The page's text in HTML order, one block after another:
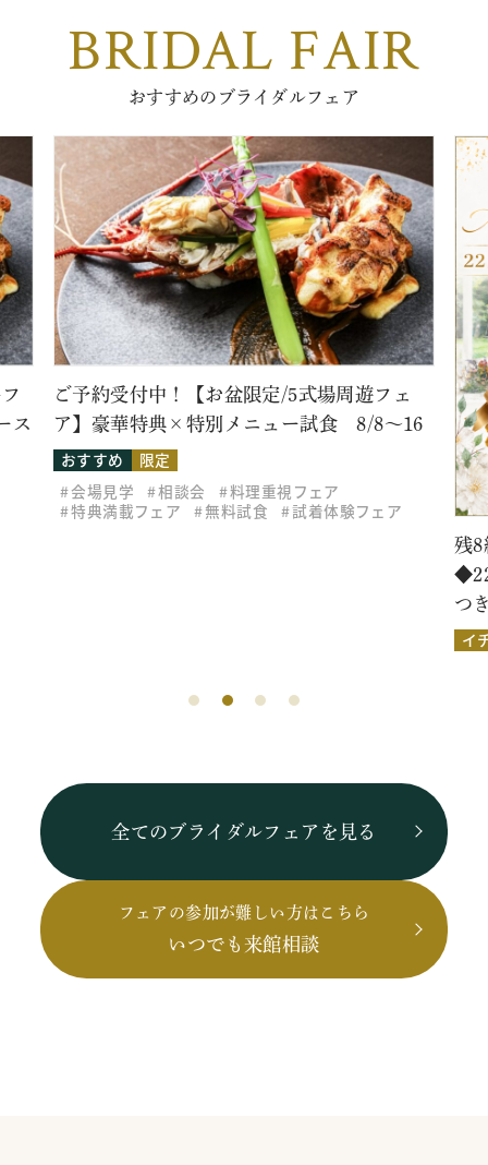
BRIDAL FAIR
おすすめのブライダルフェア
ス
ご予約受付中！【お盆限定/5式場周遊フェ
ア】豪華特典×特別メニュー試食 8/8～16
おすすめ
限定
会場見学
相談会
料理重視フェア
特典満載フェア
無料試食 試着体験フェア
残8
つ
イ
全てのブライダルフェアを見る
フェアの参加が難しい方はこちら
いつでも来館相談